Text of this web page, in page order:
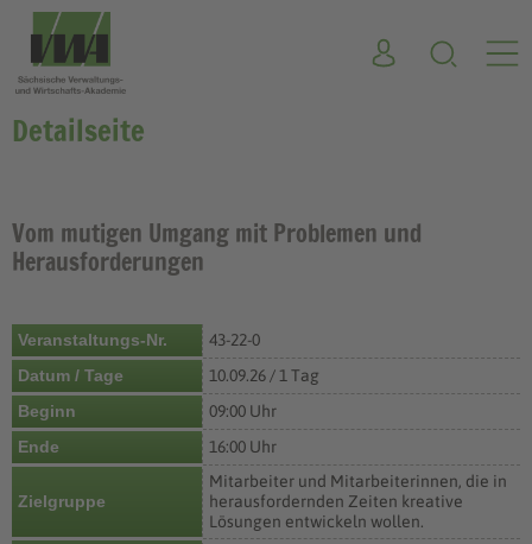
Detailseite
Vom mutigen Umgang mit Problemen und
Herausforderungen
Veranstaltungs-Nr.
43-22-0
Datum / Tage
10.09.26 / 1 Tag
Beginn
09:00 Uhr
Ende
16:00 Uhr
Zielgruppe
Mitarbeiter und Mitarbeiterinnen, die in
herausfordernden Zeiten kreative
Lösungen entwickeln wollen.